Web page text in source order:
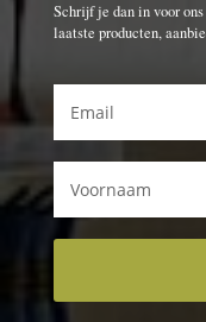
Schrijf je dan in voor
laatste producten,